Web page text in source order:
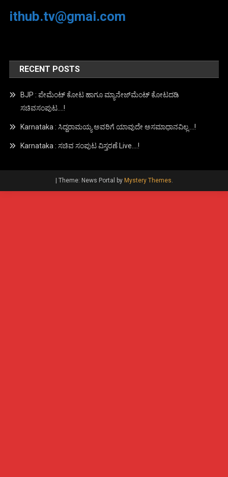
ithub.tv@gmai.com
RECENT POSTS
BJP : ಪೇಮೆಂಟ್ ಕೋಟ ಹಾಗೂ ಮ್ಯಾನೇಜ್‍ಮೆಂಟ್ ಕೋಟದಡಿ
ಸಚಿವಸಂಪುಟ….!
Karnataka : ಸಿದ್ದರಾಮಯ್ಯ ಅವರಿಗೆ ಯಾವುದೇ ಅಸಮಾಧಾನವಿಲ್ಲ….!
Karnataka : ಸಚಿವ ಸಂಪುಟ ವಿಸ್ತರಣೆ Live….!
Theme: News Portal by Mystery Themes.